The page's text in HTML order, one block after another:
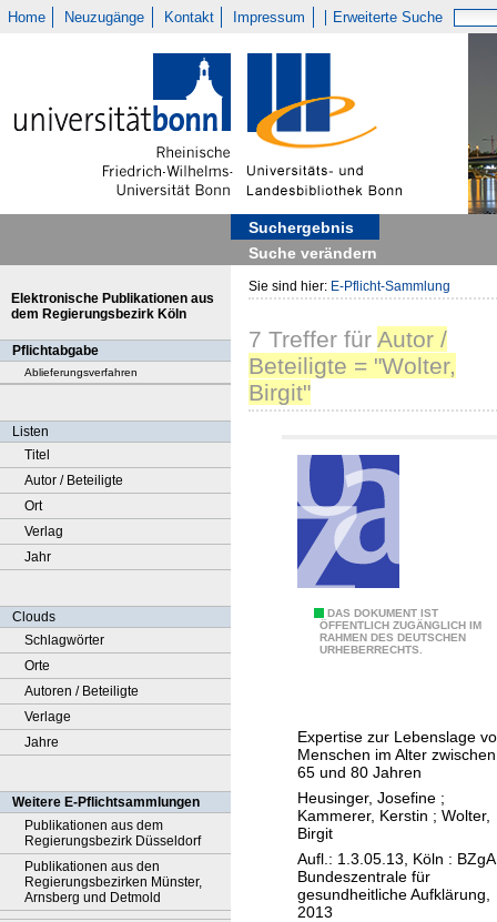
Home Neuzugänge Kontakt Impressum Erweiterte Suche
Suchergebnis
Suche verändern
Elektronische Publikationen aus
dem Regierungsbezirk Köln
Pflichtabgabe
Ablieferungsverfahren
Listen
Titel
Autor / Beteiligte
Ort
Verlag
Jahr
Clouds
Schlagwörter
Orte
Autoren / Beteiligte
Verlage
Jahre
Weitere E-Pflichtsammlungen
Publikationen aus dem
Regierungsbezirk Düsseldorf
Publikationen aus den
Regierungsbezirken Münster,
Arnsberg und Detmold
Sie sind hier: E-Pflicht-Sammlung
7 Treffer für Autor /
Beteiligte = "Wolter,
Birgit"
DAS DOKUMENT IST
ÖFFENTLICH ZUGÄNGLICH IM
RAHMEN DES DEUTSCHEN
URHEBERRECHTS.
e
n
s
c
h
e
n
Expertise zur Lebenslage
Menschen im Alter zwischen
65 und 80 Jahren
Heusinger, Josefine ;
Kammerer, Kerstin ; Wolter,
Birgit
Aufl.: 1.3.05.13, Köln :
Bundeszentrale für
gesundheitliche Aufklärung,
2013